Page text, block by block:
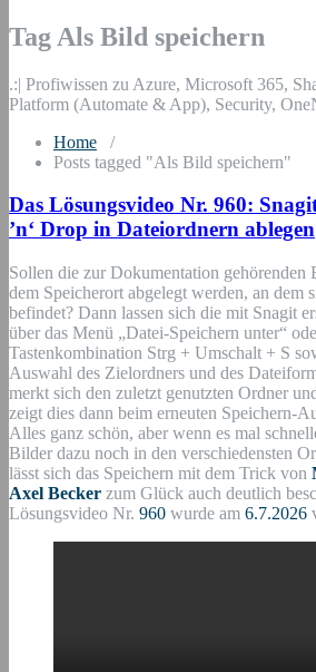
Tag Als Bild speichern
.:| Profiwissen zu Azure, Microsoft 365,
Platform (Automate & App), Security,
Home /
Posts tagged "Als Bild speichern"
Das Lösungsvideo Nr. 960:
’n‘ Drop in Dateiordnern ablegen
Sollen die zur Dokumentation gehörenden
dem Speicherort abgelegt werden, an dem
befindet? Dann lassen sich die mit Snagit
über das Menü „Datei-Speichern unter“
Tastenkombination Strg + Umschalt + S
Auswahl des Zielordners und des
merkt sich den zuletzt genutzten Ordner
zeigt dies dann beim erneuten Speichern-
Alles ganz schön, aber wenn es mal
Bilder dazu noch in den verschiedensten
lässt sich das Speichern mit dem Trick von
Axel Becker zum Glück auch deutlich
Lösungsvideo Nr. 960 wurde am 6.7.2026